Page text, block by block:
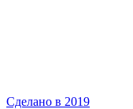
Сделано в 2019